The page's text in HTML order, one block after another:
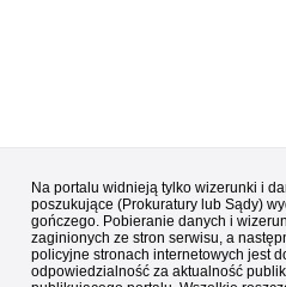
Na portalu widnieją tylko wizerunki i
poszukujące (Prokuratury lub Sądy)
gończego. Pobieranie danych i
zaginionych ze stron serwisu, a
policyjne stronach internetowych jest
odpowiedzialność za aktualność